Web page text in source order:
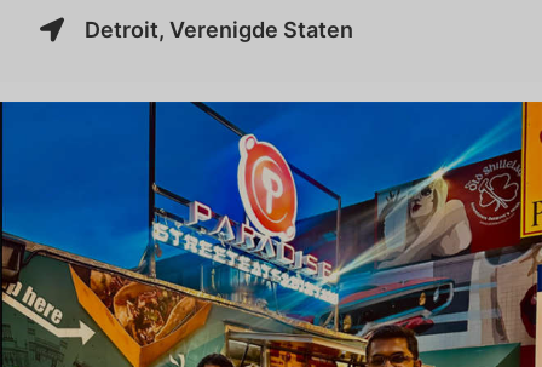
Detroit, Verenigde Staten